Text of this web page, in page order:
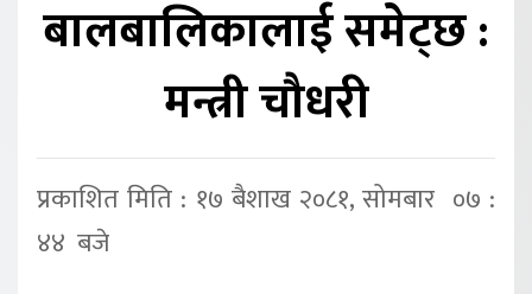
बालबालिकालाई समेट्छ :
मन्त्री चौधरी
प्रकाशित मिति : १७ बैशाख २०८१, सोमबार ०७ :
४४ बजे